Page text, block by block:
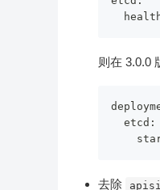
则在 3.0.0
  etcd:
去除